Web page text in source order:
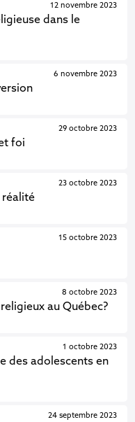
dans le
12 novembre 2023
6 novembre 2023
foi
29 octobre 2023
réalité
23 octobre 2023
15 octobre 2023
au Québec?
8 octobre 2023
des adolescents en
1 octobre 2023
24 septembre 2023